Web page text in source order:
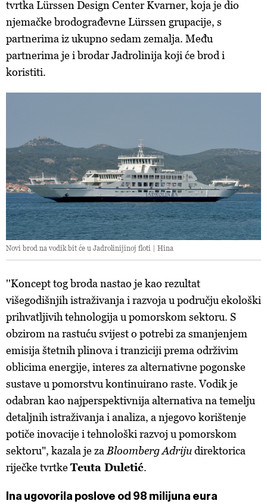
tvrtka Lürssen Design Center Kvarner, koja je dio
njemačke brodograđevne Lürssen grupacije, s
partnerima iz ukupno sedam zemalja. Među
partnerima je i brodar Jadrolinija koji će brod i
koristiti.
Novi brod na vodik bit će u Jadrolinijinoj floti | Hina
''Koncept tog broda nastao je kao rezultat
višegodišnjih istraživanja i razvoja u području ekološki
prihvatljivih tehnologija u pomorskom sektoru. S
obzirom na rastuću svijest o potrebi za smanjenjem
emisija štetnih plinova i tranziciji prema održivim
oblicima energije, interes za alternativne pogonske
sustave u pomorstvu kontinuirano raste. Vodik je
odabran kao najperspektivnija alternativa na temelju
detaljnih istraživanja i analiza, a njegovo korištenje
potiče inovacije i tehnološki razvoj u pomorskom
sektoru", kazala je zaBloomberg Adrijudirektorica
riječke tvrtkeTeuta Duletić.
Ina ugovorila poslove od 98 milijuna eura